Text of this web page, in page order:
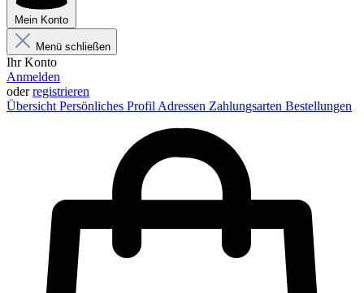
Mein Konto
Menü schließen
Ihr Konto
Anmelden
oderregistrieren
Übersicht Persönliches Profil Adressen Zahlungsarten Bestellungen